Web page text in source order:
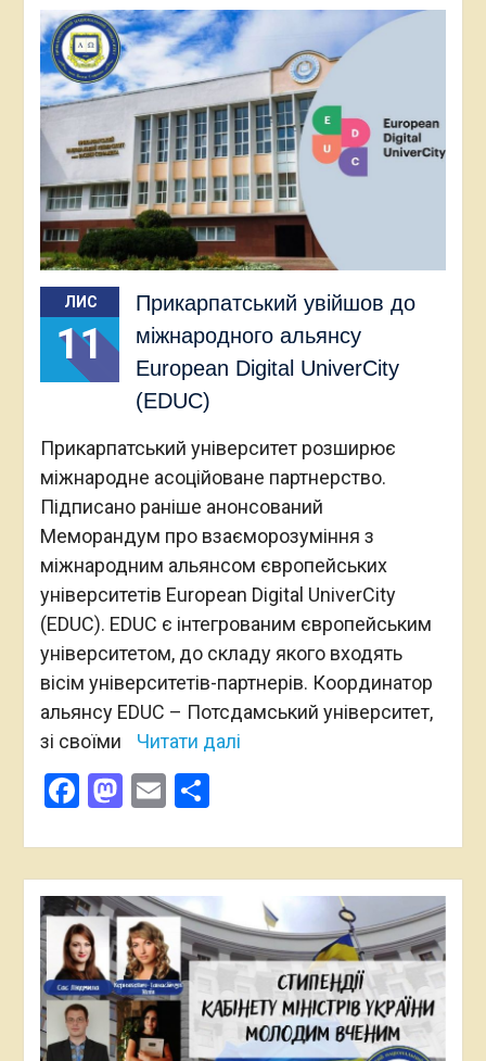
ЛИС
11
Прикарпатський увійшов до
міжнародного альянсу
European Digital UniverCity
(EDUC)
Прикарпатський університет розширює
міжнародне асоційоване партнерство.
Підписано раніше анонсований
Меморандум про взаєморозуміння з
міжнародним альянсом європейських
університетів European Digital UniverCity
(EDUC). EDUC є інтегрованим європейським
університетом, до складу якого входять
вісім університетів-партнерів. Координатор
альянсу EDUC – Потсдамський університет,
зі своїми
Читати далі
Facebook
Mastodon
Email